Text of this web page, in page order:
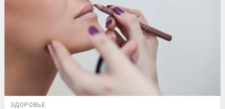
ЗДОРОВЬЕ